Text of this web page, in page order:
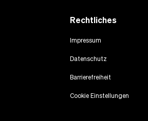
Rechtliches
Impressum
Datenschutz
Barrierefreiheit
Cookie Einstellungen